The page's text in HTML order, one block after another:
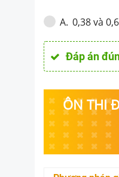
A. 0,38 và
Đáp án
ÔN THI